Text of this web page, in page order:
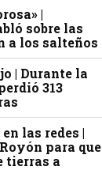
|
sobre las
a los salteños
| Durante la
313
las redes |
para que
tierras a